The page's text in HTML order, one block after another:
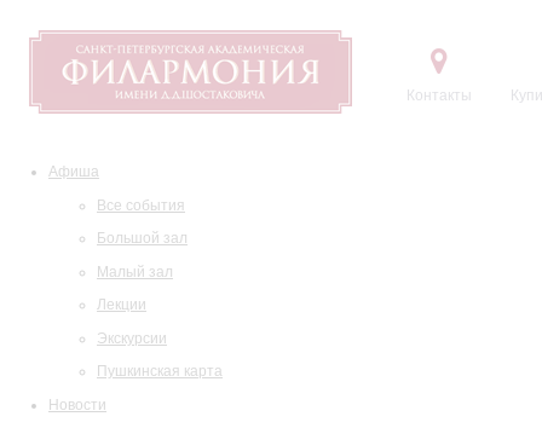
Контакты
Афиша
Все события
Большой зал
Малый зал
Лекции
Экскурсии
Пушкинская карта
Новости